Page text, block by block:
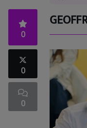
Radio
ACTUALITÉS
EMISSIONS
EQUIPES
EVÈNEMENTS
0
0
0